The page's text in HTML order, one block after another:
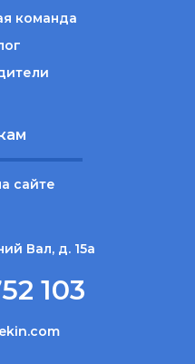
команда
сайте
Вал, д. 15а
103